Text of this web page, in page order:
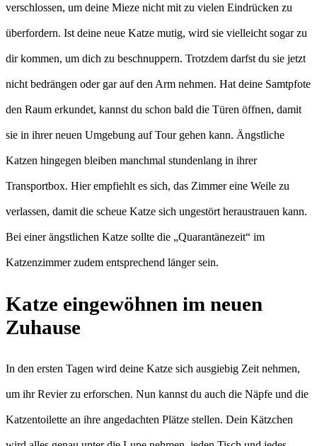
verschlossen, um deine Mieze nicht mit zu vielen Eindrücken zu
überfordern. Ist deine neue Katze mutig, wird sie vielleicht sogar zu
dir kommen, um dich zu beschnuppern. Trotzdem darfst du sie jetzt
nicht bedrängen oder gar auf den Arm nehmen. Hat deine Samtpfote
den Raum erkundet, kannst du schon bald die Türen öffnen, damit
sie in ihrer neuen Umgebung auf Tour gehen kann. Ängstliche
Katzen hingegen bleiben manchmal stundenlang in ihrer
Transportbox. Hier empfiehlt es sich, das Zimmer eine Weile zu
verlassen, damit die scheue Katze sich ungestört heraustrauen kann.
Bei einer ängstlichen Katze sollte die „Quarantänezeit“ im
Katzenzimmer zudem entsprechend länger sein.
Katze eingewöhnen im neuen
Zuhause
In den ersten Tagen wird deine Katze sich ausgiebig Zeit nehmen,
um ihr Revier zu erforschen. Nun kannst du auch die Näpfe und die
Katzentoilette an ihre angedachten Plätze stellen. Dein Kätzchen